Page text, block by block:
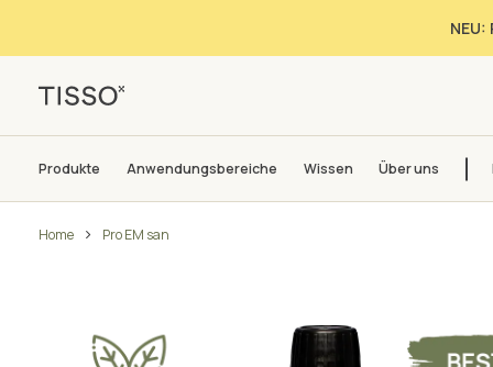
Produkte Anwendungsbereiche Wissen Über uns
Home Pro EM san